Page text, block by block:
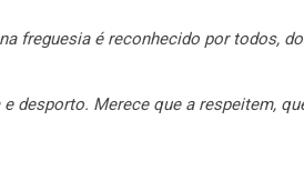
freguesia é reconhecido por todos,
desporto. Merece que a respeitem,